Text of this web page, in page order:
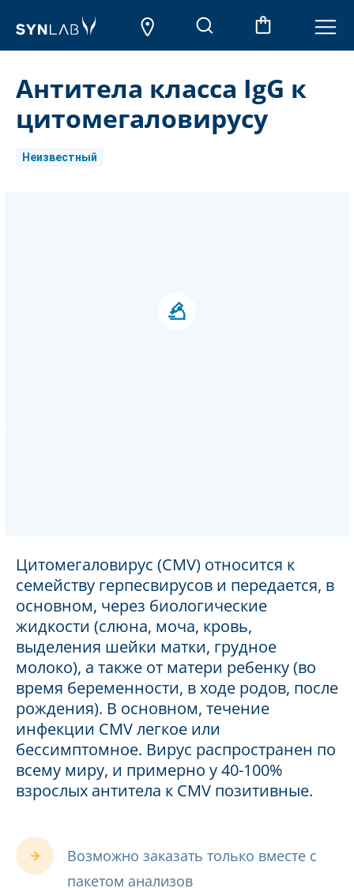
Антитела класса IgG к
цитомегаловирусу
Неизвестный
Цитомегаловирус (CMV) относится к
семейству герпесвирусов и передается, в
основном, через биологические
жидкости (слюна, моча, кровь,
выделения шейки матки, грудное
молоко), а также от матери ребенку (во
время беременности, в ходе родов, после
рождения). В основном, течение
инфекции CMV легкое или
бессимптомное. Вирус распространен по
всему миру, и примерно у 40-100%
взрослых антитела к CMV позитивные.
Возможно заказать только вместе с
пакетом анализов